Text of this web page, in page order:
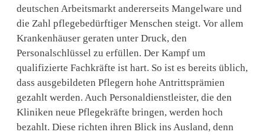
deutschen Arbeitsmarkt andererseits Mangelware und
die Zahl pflegebedürftiger Menschen steigt. Vor allem
Krankenhäuser geraten unter Druck, den
Personalschlüssel zu erfüllen. Der Kampf um
qualifizierte Fachkräfte ist hart. So ist es bereits üblich,
dass ausgebildeten Pflegern hohe Antrittsprämien
gezahlt werden. Auch Personaldienstleister, die den
Kliniken neue Pflegekräfte bringen, werden hoch
bezahlt. Diese richten ihren Blick ins Ausland, denn